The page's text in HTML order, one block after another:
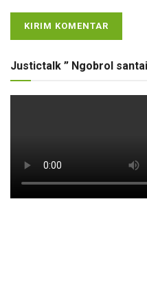
Justictalk ” Ngobrol